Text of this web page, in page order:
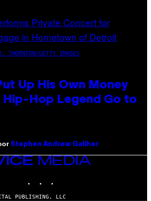
THORNTON/GETTY IMAGES
Up His Own Money
Hip-Hop Legend Go to
Stephen Andrew Galiher
PUBLISHING, LLC